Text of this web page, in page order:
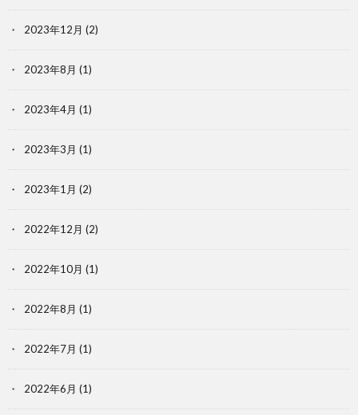
2023年12月 (2)
2023年8月 (1)
2023年4月 (1)
2023年3月 (1)
2023年1月 (2)
2022年12月 (2)
2022年10月 (1)
2022年8月 (1)
2022年7月 (1)
2022年6月 (1)